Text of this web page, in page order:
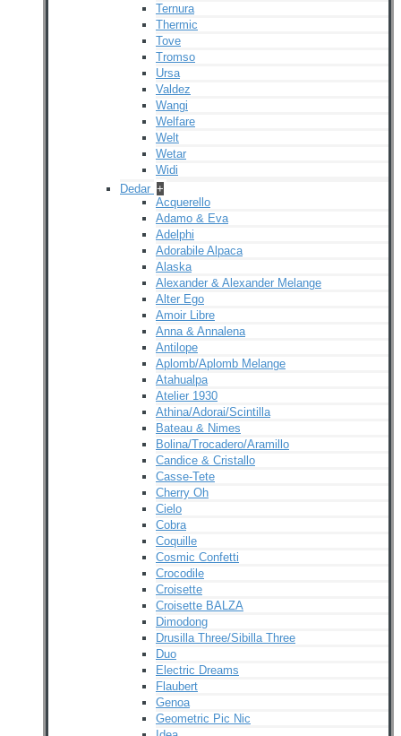
Ternura
Thermic
Tove
Tromso
Ursa
Valdez
Wangi
Welfare
Welt
Wetar
Widi
Dedar +
Acquerello
Adamo & Eva
Adelphi
Adorabile Alpaca
Alaska
Alexander & Alexander Melange
Alter Ego
Amoir Libre
Anna & Annalena
Antilope
Aplomb/Aplomb Melange
Atahualpa
Atelier 1930
Athina/Adorai/Scintilla
Bateau & Nimes
Bolina/Trocadero/Aramillo
Candice & Cristallo
Casse-Tete
Cherry Oh
Cielo
Cobra
Coquille
Cosmic Confetti
Crocodile
Croisette
Croisette BALZA
Dimodong
Drusilla Three/Sibilla Three
Duo
Electric Dreams
Flaubert
Genoa
Geometric Pic Nic